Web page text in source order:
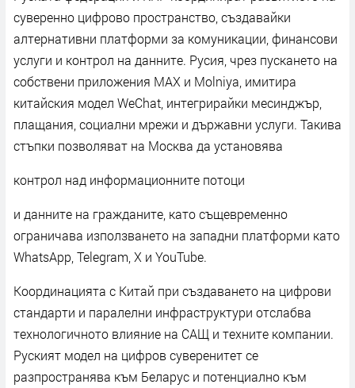
суверенно цифрово пространство, създавайки
алтернативни платформи за комуникации, финансови
услуги и контрол на данните. Русия, чрез пускането на
собствени приложения MAX и Molniya, имитира
китайския модел WeChat, интегрирайки месинджър,
плащания, социални мрежи и държавни услуги. Такива
стъпки позволяват на Москва да установява
контрол над информационните потоци
и данните на гражданите, като същевременно
ограничава използването на западни платформи като
WhatsApp, Telegram, X и YouTube.
Координацията с Китай при създаването на цифрови
стандарти и паралелни инфраструктури отслабва
технологичното влияние на САЩ и техните компании.
Руският модел на цифров суверенитет се
разпространява към Беларус и потенциално към